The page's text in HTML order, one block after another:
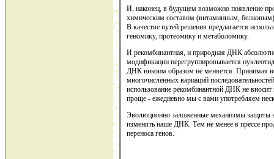
И, наконец, в будущем возможно появление
химическим составом (витаминным,
В качестве путей решения предлагается
геномику, протеомику и метаболомику.
И рекомбинантная, и природная ДНК
модификации перегруппировывается
ДНК никоим образом не меняется. Принимая
многочисленных вариаций
использование рекомбинантной ДНК не
проще - ежедневно мы с вами употребляем
Эволюционно заложенные механизмы защиты
изменять наше ДНК. Тем не менее в прессе
переноса генов.